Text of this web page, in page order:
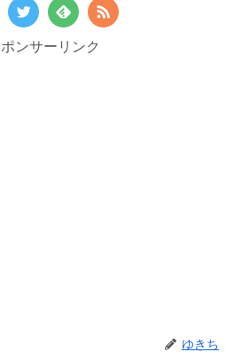
ンサーリンク
ゆきち